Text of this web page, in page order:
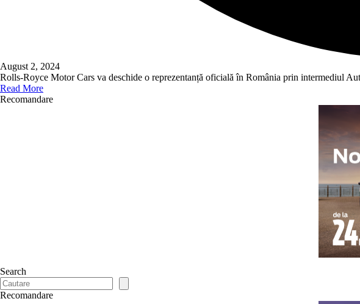
August 2, 2024
Rolls-Royce Motor Cars va deschide o reprezentanță oficială în România prin intermediul
Read More
Recomandare
Search
Recomandare